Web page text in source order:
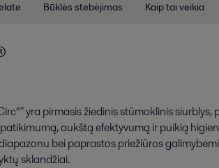
Būklės stebėjimas Kaip tai veikia
yra pirmasis žiedinis stūmoklinis siurblys,
aukštą efektyvumą ir puikią
bei paprastos priežiūros
sklandžiai.